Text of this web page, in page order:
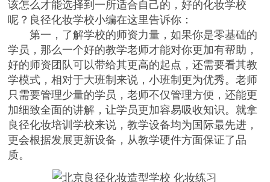
该怎么才能选择到一所适合自己的，好的化妆学校
呢？良径化妆学校小编在这里告诉你：
第一，了解学校的师资力量，如果你是零基础的
学员，那么一个好的教学老师才能对你更加有帮助，
好的师资团队可以带给其更高的起点，还需要看其教
学模式，相对于大班制来说，小班制更为优秀。老师
只需要管理少量的学员，老师不仅管理方便，还能更
加细致全面的讲解，让学员更加容易吸收知识。就拿
良径化妆培训学校来说，教学设备均为国际最先进，
更会根据发展更新设备，从教学硬件方面保证了品
质。